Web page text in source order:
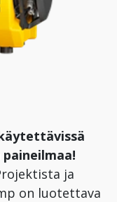
ja
on luotettava